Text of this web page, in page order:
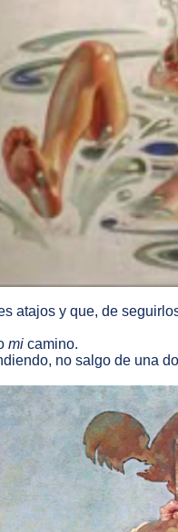
atajos y que, de
mi camino.
no salgo de una